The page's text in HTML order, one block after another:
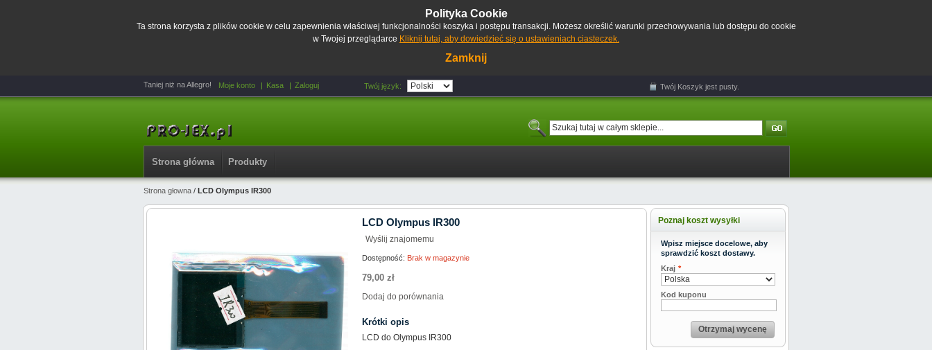
Polityka Cookie
Ta strona korzysta z plików cookie w celu zapewnienia właściwej funkcjonalności koszyka i postępu transakcji. Możesz określić warunki przechowywania lub dostępu do cookie
w Twojej przeglądarce Kliknij tutaj, aby dowiedzieć się o ustawieniach ciasteczek.
Zamknij
Taniej niż na Allegro! Moje konto Kasa Zaloguj Twój Koszyk jest pusty.
Twój język:
Strona główna Produkty
Strona głowna / LCD Olympus IR300
LCD Olympus IR300
Wyślij znajomemu
Dostępność: Brak w magazynie
79,00 zł
Dodaj do porównania
Krótki opis
LCD do Olympus IR300
Poznaj koszt wysyłki
Wpisz miejsce docelowe, aby
sprawdzić koszt dostawy.
*
Kraj
Kod kuponu
Otrzymaj wycenę